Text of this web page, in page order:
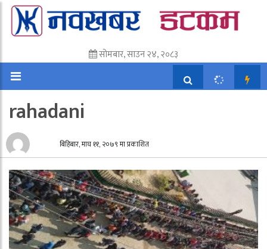
सोमबार, साउन २४, २०८३
rahadani
बिहिबार, माघ ११, २०७९ मा प्रकाशित